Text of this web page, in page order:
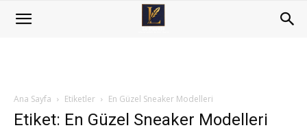
Ana Sayfa Etiketler En Güzel Sneaker Modelleri
Etiket: En Güzel Sneaker Modelleri